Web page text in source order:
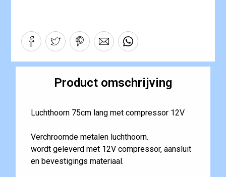
Product omschrijving
Luchthoorn 75cm lang met compressor 12V
Verchroomde metalen luchthoorn.
wordt geleverd met 12V compressor, aansluit
en bevestigings materiaal.